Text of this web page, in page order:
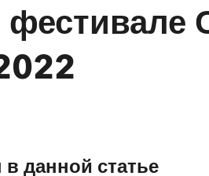
данной статье